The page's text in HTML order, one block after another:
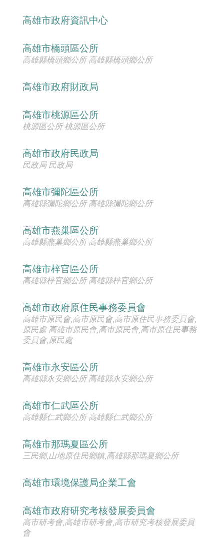
高雄市政府資訊中心
高雄市橋頭區公所
高雄縣橋頭鄉公所 高雄縣橋頭鄉公所
高雄市政府財政局
高雄市桃源區公所
桃源區公所 桃源區公所
高雄市政府民政局
民政局 民政局
高雄市彌陀區公所
高雄縣彌陀鄉公所 高雄縣彌陀鄉公所
高雄市燕巢區公所
高雄縣燕巢鄉公所 高雄縣燕巢鄉公所
高雄市梓官區公所
高雄縣梓官鄉公所 高雄縣梓官鄉公所
高雄市政府原住民事務委員會
高雄市原民會,高市原民會,高市原住民事務委員會,
原民處 高雄市原民會,高市原民會,高市原住民事務
委員會,原民處
高雄市永安區公所
高雄縣永安鄉公所 高雄縣永安鄉公所
高雄市仁武區公所
高雄縣仁武鄉公所 高雄縣仁武鄉公所
高雄市那瑪夏區公所
三民鄉,山地原住民鄉鎮,高雄縣那瑪夏鄉公所
高雄市環境保護局企業工會
高雄市政府研究考核發展委員會
高市研考會,高雄市研考會,高市研究考核發展委員
會